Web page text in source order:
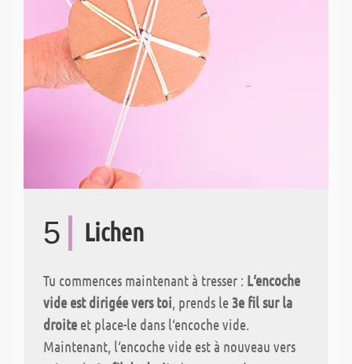
5 Lichen
Tu commences maintenant à tresser : L‘encoche
vide est dirigée vers toi, prends le 3e fil sur la
droite et place-le dans l‘encoche vide.
Maintenant, l‘encoche vide est à nouveau vers